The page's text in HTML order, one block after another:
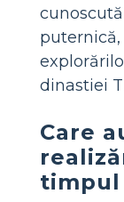
dinastiei
Care
timpul